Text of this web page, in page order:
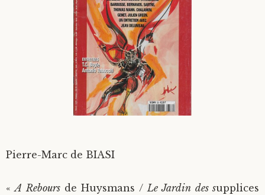
Langues étrangères
Pierre-Marc de BIASI
«A Reboursde Huysmans /Le Jardin des supplices